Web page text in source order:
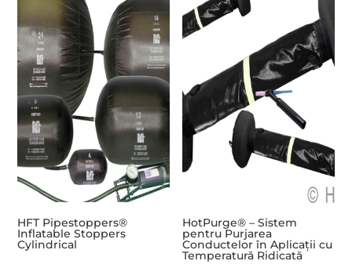
HFT Pipestoppers®
Inflatable Stoppers
Cylindrical
HotPurge® – Sistem
pentru Purjarea
Conductelor în Aplicații cu
Temperatură Ridicată